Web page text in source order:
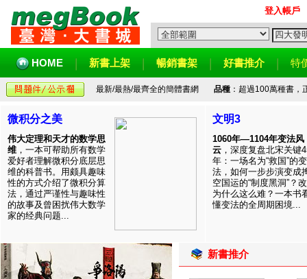
登入帳戶
HOME 新書上架 暢銷書架 好書推介 特
最新/最熱/最齊全的簡體書網 品種：超過100萬種書，
微积分之美
伟大定理和天才的数学思
维 ，一本可帮助所有数学
爱好者理解微积分底层思
维的科普书。用颇具趣味
性的方式介绍了微积分算
法，通过严谨性与趣味性
的故事及曾困扰伟大数学
家的经典问题...
文明3
1060年—1104年变法风
云 ，深度复盘北宋关键
年：一场名为“救国”的变
法，如何一步步演变成
空国运的“制度黑洞”？
为什么这么难？一本书
懂变法的全周期困境...
新書推介